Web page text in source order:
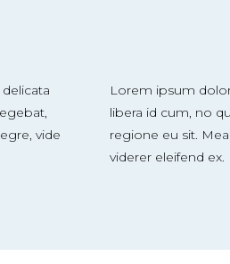
vide
Lorem ipsum
libera id cum, no
regione eu sit.
viderer eleifend ex.